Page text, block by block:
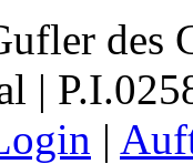
des
|
|